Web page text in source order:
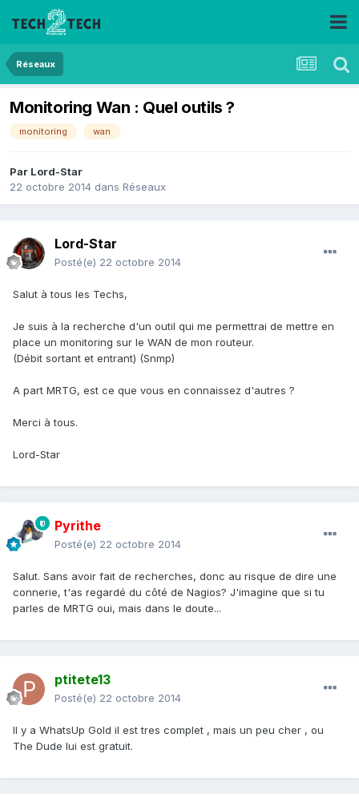
Réseaux
Monitoring Wan : Quel outils ?
monitoring wan
Par Lord-Star
22 octobre 2014 dans Réseaux
Lord-Star
Posté(e) 22 octobre 2014
Salut à tous les Techs,
Je suis à la recherche d'un outil qui me permettrai de mettre en
place un monitoring sur le WAN de mon routeur.
(Débit sortant et entrant) (Snmp)
A part MRTG, est ce que vous en connaissez d'autres ?
Merci à tous.
Lord-Star
Pyrithe
Posté(e) 22 octobre 2014
Salut. Sans avoir fait de recherches, donc au risque de dire une
connerie, t'as regardé du côté de Nagios? J'imagine que si tu
parles de MRTG oui, mais dans le doute...
ptitete13
Posté(e) 22 octobre 2014
Il y a WhatsUp Gold il est tres complet , mais un peu cher , ou
The Dude lui est gratuit.